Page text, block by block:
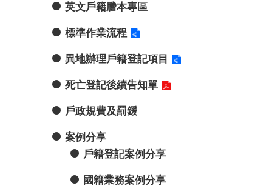
英文戶籍謄本專區
標準作業流程
異地辦理戶籍登記項目
死亡登記後續告知單
戶政規費及罰鍰
案例分享
戶籍登記案例分享
國籍業務案例分享